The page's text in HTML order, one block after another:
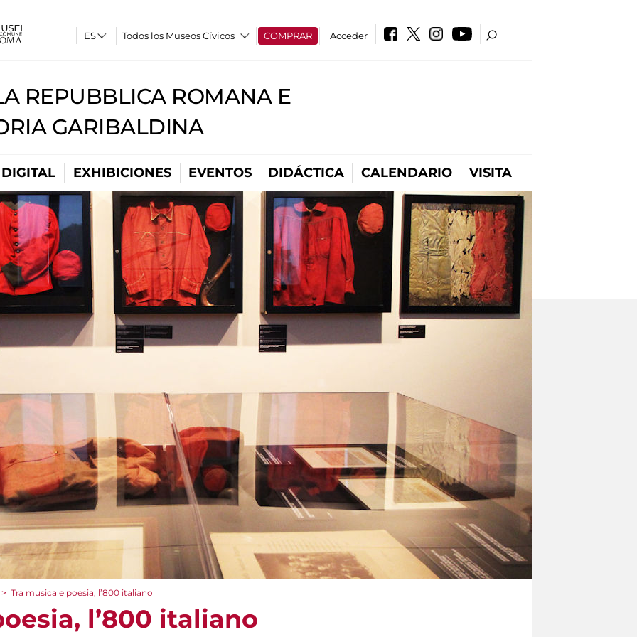
Todos los Museos Cívicos COMPRAR Acceder
REPUBBLICA ROMANA E
GARIBALDINA
EXHIBICIONES EVENTOS DIDÁCTICA CALENDARIO VISITA
> Tra musica e poesia, l’800 italiano
l’800 italiano